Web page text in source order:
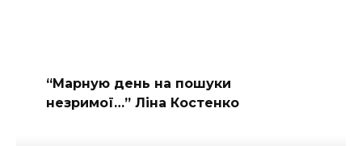
“Марную день на пошуки
незримої…” Ліна Костенко